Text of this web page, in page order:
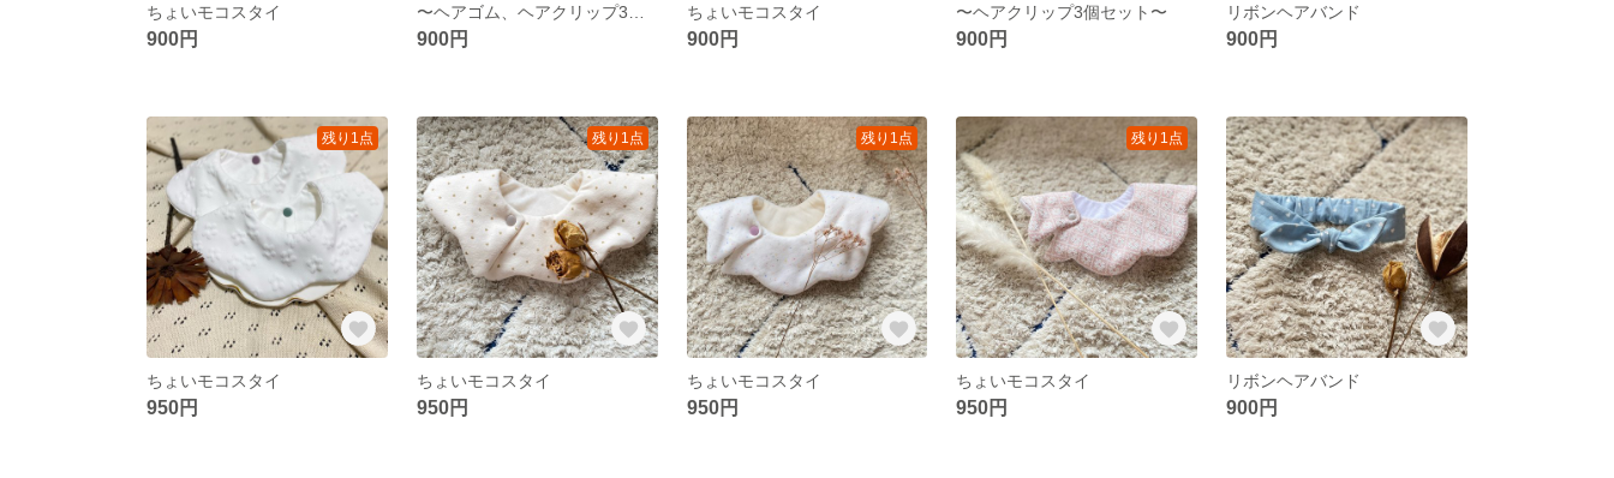
ちょいモコスタイ
900円 900円
ちょいモコスタイ
900円
〜ヘアクリップ3個セット〜
900円
リボンヘアバンド
900円
残り1点
ちょいモコスタイ
950円
残り1点
ちょいモコスタイ
950円
残り1点
ちょいモコスタイ
950円
残り1点
ちょいモコスタイ
950円
リボンヘアバンド
900円